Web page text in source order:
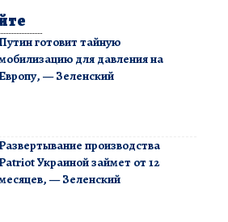
готовит тайную
для давления на
— Зеленский
Развертывание производства
Patriot Украиной займет от 12
— Зеленский